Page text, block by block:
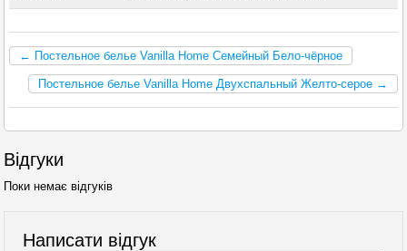
← Постельное белье Vanilla Home Семейный Бело-чёрное
Постельное белье Vanilla Home Двухспальный Желто-серое →
Відгуки
Поки немає відгуків
Написати відгук